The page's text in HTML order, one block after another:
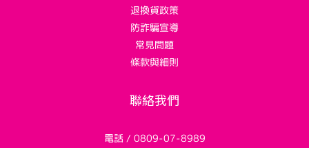
退換貨政策
防詐騙宣導
常見問題
條款與細則
聯絡我們
電話 / 0809-07-8989